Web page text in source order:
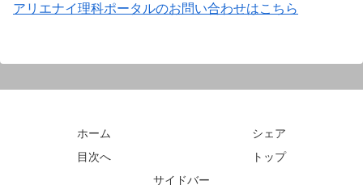
アリエナイ理科ポータルのお問い合わせはこちら
ホーム
シェア
目次へ
トップ
サイドバー